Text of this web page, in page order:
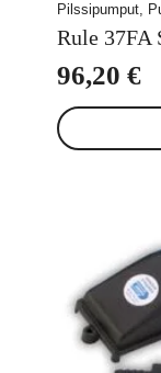
Pilssipumput,
Rule 37FA
96,20 €